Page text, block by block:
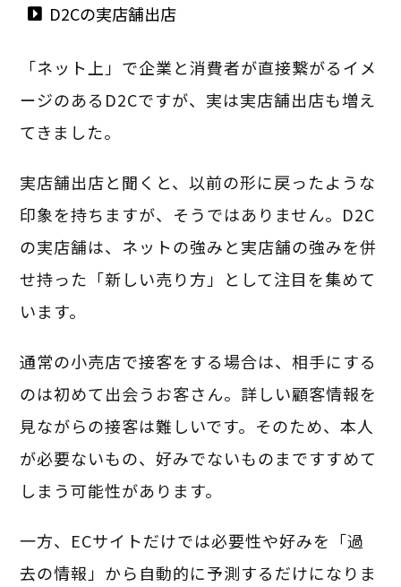
D2Cの実店舗出店
「ネット上」で企業と消費者が直接繋がるイメ
ージのあるD2Cですが、実は実店舗出店も増え
てきました。
実店舗出店と聞くと、以前の形に戻ったような
印象を持ちますが、そうではありません。D2C
の実店舗は、ネットの強みと実店舗の強みを併
せ持った「新しい売り方」として注目を集めて
います。
通常の小売店で接客をする場合は、相手にする
のは初めて出会うお客さん。詳しい顧客情報を
見ながらの接客は難しいです。そのため、本人
が必要ないもの、好みでないものまですすめて
しまう可能性があります。
一方、ECサイトだけでは必要性や好みを「過
去の情報」から自動的に予測するだけになりま